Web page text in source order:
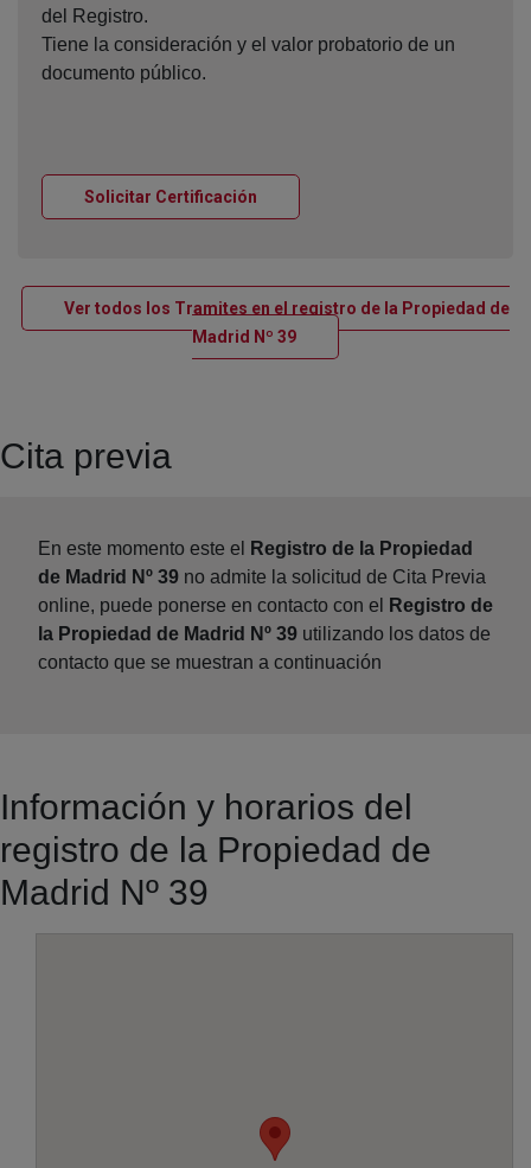
del Registro.
Tiene la consideración y el valor probatorio de un
documento público.
Solicitar Certificación
Ver todos los Tramites en el registro de la Propiedad de
Madrid Nº 39Ventana nueva
Cita previa
En este momento este el
Registro de la Propiedad
de Madrid Nº 39 no admite la solicitud de Cita Previa
online, puede ponerse en contacto con el
Registro de
la Propiedad de Madrid Nº 39 utilizando los datos de
contacto que se muestran a continuación
Información y horarios del
registro de la Propiedad de
Madrid Nº 39